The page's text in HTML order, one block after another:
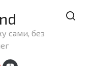
сами, без